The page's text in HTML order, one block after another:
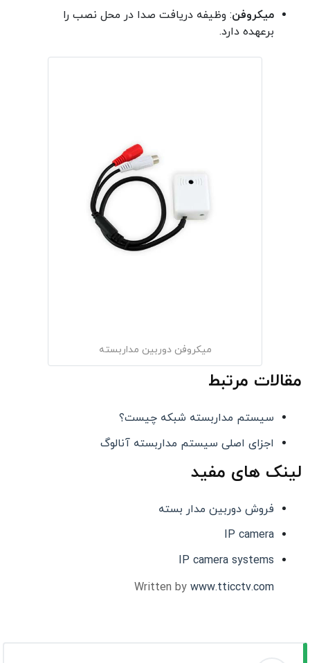
میکروفن: وظیفه دریافت صدا در محل نصب را
برعهده دارد.
میکروفن دوربین مداربسته
مقالات مرتبط
سیستم مداربسته شبکه چیست؟
اجزای اصلی سیستم مداربسته آنالوگ
لینک های مفید
فروش دوربین مدار بسته
IP camera
IP camera systems
Written by www.tticctv.com